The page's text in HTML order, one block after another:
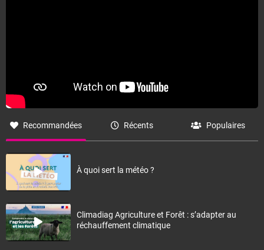
Recommandées Récents Populaires
À quoi sert la météo ?
Climadiag Agriculture et Forêt : s’adapter au
réchauffement climatique